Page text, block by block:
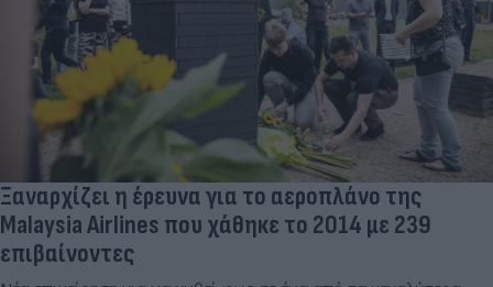
Ξαναρχίζει η έρευνα για το αεροπλάνο της
Malaysia Airlines που χάθηκε το 2014 με 239
επιβαίνοντες